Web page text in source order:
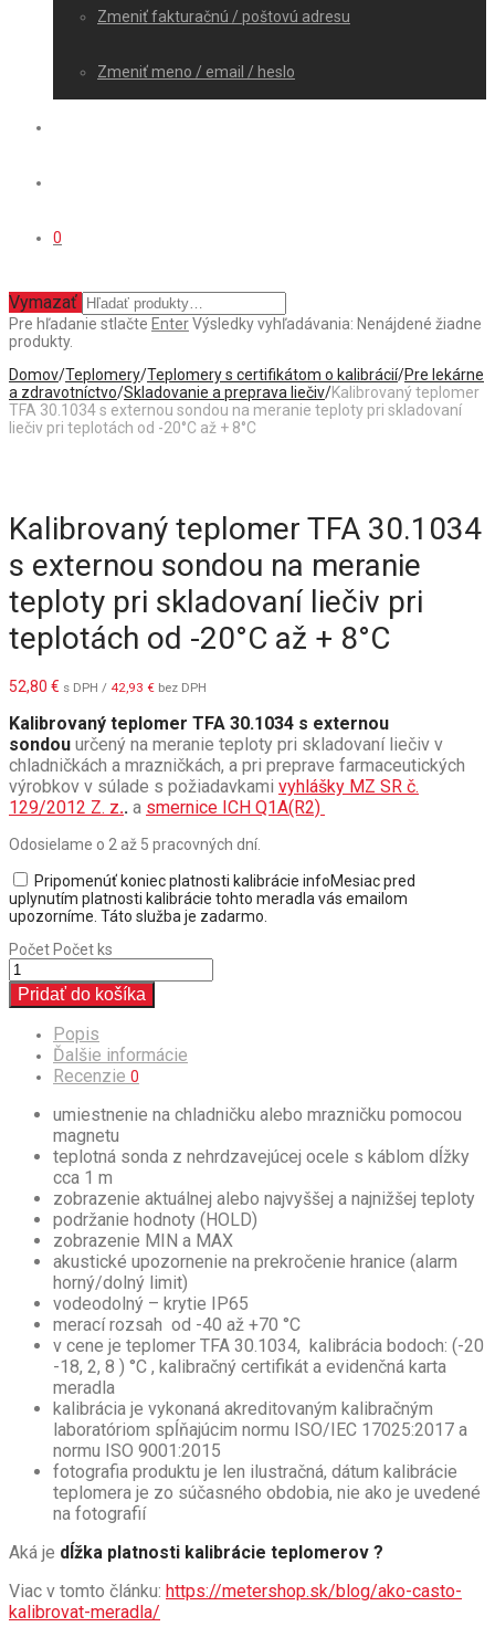
Zmeniť fakturačnú / poštovú adresu
Zmeniť meno / email / heslo
0
Vymazať
Pre hľadanie stlačte EnterVýsledky vyhľadávania: Nenájdené žiadne
produkty.
Domov/Teplomery/Teplomery s certifikátom o kalibrácií/Pre lekárne
a zdravotníctvo/Skladovanie a preprava liečiv/Kalibrovaný teplomer
TFA 30.1034 s externou sondou na meranie teploty pri skladovaní
liečiv pri teplotách od -20°C až + 8°C
Kalibrovaný teplomer TFA 30.1034
s externou sondou na meranie
teploty pri skladovaní liečiv pri
teplotách od -20°C až + 8°C
52,80 € s DPH / 42,93 € bez DPH
Kalibrovaný teplomer TFA 30.1034 s externou
sondou určený na meranie teploty pri skladovaní liečiv v
chladničkách a mrazničkách, a pri preprave farmaceutických
výrobkov v súlade s požiadavkami vyhlášky MZ SR č.
129/2012 Z. z.. a smernice ICH Q1A(R2)
Odosielame o 2 až 5 pracovných dní.
Pripomenúť koniec platnosti kalibrácie infoMesiac pred
uplynutím platnosti kalibrácie tohto meradla vás emailom
upozorníme. Táto služba je zadarmo.
PočetPočet ks
Pridať do košíka
Popis
Ďalšie informácie
Recenzie 0
umiestnenie na chladničku alebo mrazničku pomocou
magnetu
teplotná sonda z nehrdzavejúcej ocele s káblom dĺžky
cca 1 m
zobrazenie aktuálnej alebo najvyššej a najnižšej teploty
podržanie hodnoty (HOLD)
zobrazenie MIN a MAX
akustické upozornenie na prekročenie hranice (alarm
horný/dolný limit)
vodeodolný – krytie IP65
merací rozsah od -40 až +70 °C
v cene je teplomer TFA 30.1034, kalibrácia bodoch: (-20
-18, 2, 8 ) °C , kalibračný certifikát a evidenčná karta
meradla
kalibrácia je vykonaná akreditovaným kalibračným
laboratóriom spĺňajúcim normu ISO/IEC 17025:2017 a
normu ISO 9001:2015
fotografia produktu je len ilustračná, dátum kalibrácie
teplomera je zo súčasného obdobia, nie ako je uvedené
na fotografií
Aká je dĺžka platnosti kalibrácie teplomerov ?
Viac v tomto článku: https://metershop.sk/blog/ako-casto-
kalibrovat-meradla/